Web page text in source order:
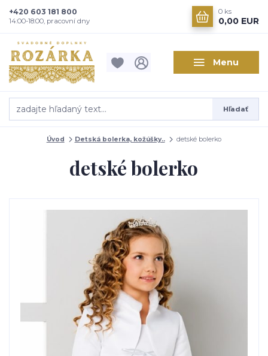
Menu
Hľadať
+420 603 181 800
14:00-18:00, pracovní dny
0 ks
0,00 EUR
Úvod Detská bolerka, kožúšky.. detské bolerko
detské bolerko